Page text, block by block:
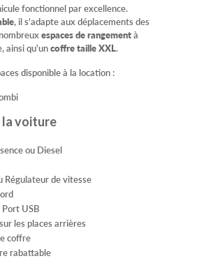
fonctionnel par excellence.
, il s'adapte aux déplacements des
espaces de rangementà
ainsi qu'uncoffre taille XXL.
disponible à la location :
la voiture
ou Diesel
de vitesse
USB
les places arrières
coffre
rabattable